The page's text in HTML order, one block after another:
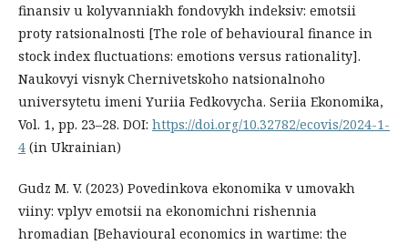
finansiv u kolyvanniakh fondovykh indeksiv: emotsii
proty ratsionalnosti [The role of behavioural finance in
stock index fluctuations: emotions versus rationality].
Naukovyi visnyk Chernivetskoho natsionalnoho
universytetu imeni Yuriia Fedkovycha. Seriia Ekonomika,
Vol. 1, pp. 23–28. DOI: https://doi.org/10.32782/ecovis/2024-1-
4 (in Ukrainian)
Gudz M. V. (2023) Povedinkova ekonomika v umovakh
viiny: vplyv emotsii na ekonomichni rishennia
hromadian [Behavioural economics in wartime: the